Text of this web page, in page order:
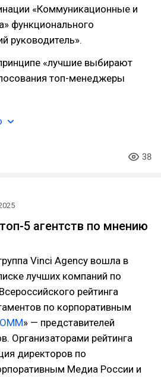
«Коммуникационные и
функционального
руководитель».
«лучшие выбирают
топ-менеджеры
38
5 агентств по мнению
Vinci Agency вошла в
лучших компаний по
рейтинга
по корпоративным
» — представителей
Организаторами рейтинга
директоров по
Медиа России и